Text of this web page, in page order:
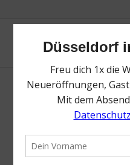
Bildschirmfoto
18.